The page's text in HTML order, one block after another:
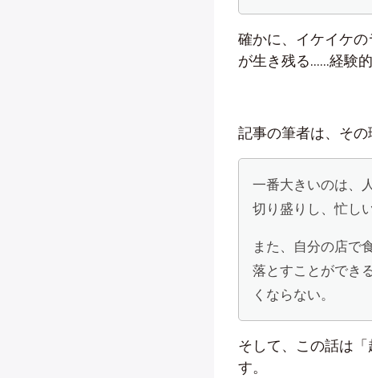
確かに、イケイケ
が生き残る……経験
記事の筆者は、その
一番大きいのは、
切り盛りし、忙し
また、自分の店で
落とすことができ
くならない。
そして、この話は
す。